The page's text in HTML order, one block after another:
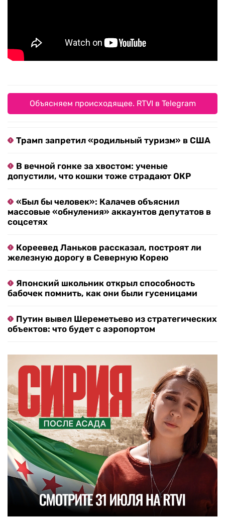
Объясняем происходящее. RTVI в Telegram
Трамп запретил «родильный туризм» в США
В вечной гонке за хвостом: ученые
допустили, что кошки тоже страдают ОКР
«Был бы человек»: Калачев объяснил
массовые «обнуления» аккаунтов депутатов в
соцсетях
Кореевед Ланьков рассказал, построят ли
железную дорогу в Северную Корею
Японский школьник открыл способность
бабочек помнить, как они были гусеницами
Путин вывел Шереметьево из стратегических
объектов: что будет с аэропортом